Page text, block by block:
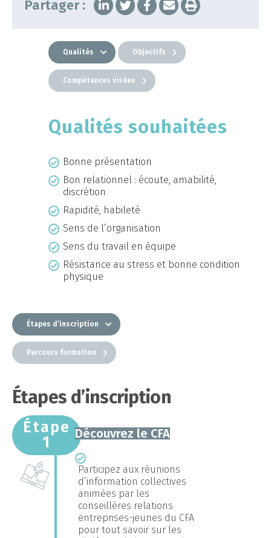
Partager :
Qualités Objectifs
Compétences visées
Qualités souhaitées
Bonne présentation
Bon relationnel : écoute, amabilité,
discrétion
Rapidité, habileté
Sens de l’organisation
Sens du travail en équipe
Résistance au stress et bonne condition
physique
Étapes d’inscription
Parcours formation
Étapes d’inscription
Étape
1
Découvrez le CFA
Participez aux réunions
d’information collectives
animées par les
conseillères relations
entreprises-jeunes du CFA
pour tout savoir sur les